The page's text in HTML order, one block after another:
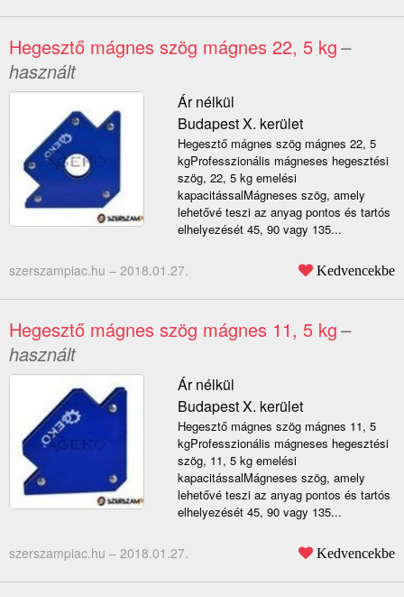
Hegesztő mágnes szög mágnes 22, 5 kg–
használt
Ár nélkül
Budapest X. kerület
Hegesztő mágnes szög mágnes 22, 5
kgProfesszionális mágneses hegesztési
szög, 22, 5 kg emelési
kapacitássalMágneses szög, amely
lehetővé teszi az anyag pontos és tartós
elhelyezését 45, 90 vagy 135...
szerszampiac.hu – 2018.01.27. Kedvencekbe
Hegesztő mágnes szög mágnes 11, 5 kg–
használt
Ár nélkül
Budapest X. kerület
Hegesztő mágnes szög mágnes 11, 5
kgProfesszionális mágneses hegesztési
szög, 11, 5 kg emelési
kapacitássalMágneses szög, amely
lehetővé teszi az anyag pontos és tartós
elhelyezését 45, 90 vagy 135...
szerszampiac.hu – 2018.01.27. Kedvencekbe